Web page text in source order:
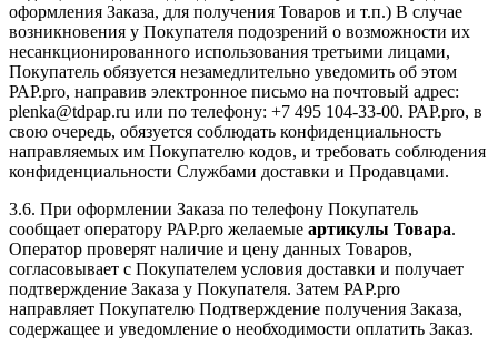
оформления Заказа, для получения Товаров и т.п.) В случае
возникновения у Покупателя подозрений о возможности их
несанкционированного использования третьими лицами,
Покупатель обязуется незамедлительно уведомить об этом
РАР.pro, направив электронное письмо на почтовый адрес:
plenka@tdpap.ru или по телефону: +7 495 104-33-00. РАР.pro, в
свою очередь, обязуется соблюдать конфиденциальность
направляемых им Покупателю кодов, и требовать соблюдения
конфиденциальности Службами доставки и Продавцами.
3.6. При оформлении Заказа по телефону Покупатель
сообщает оператору РАР.pro желаемые артикулы Товара.
Оператор проверят наличие и цену данных Товаров,
согласовывает с Покупателем условия доставки и получает
подтверждение Заказа у Покупателя. Затем РАР.pro
направляет Покупателю Подтверждение получения Заказа,
содержащее и уведомление о необходимости оплатить Заказ.